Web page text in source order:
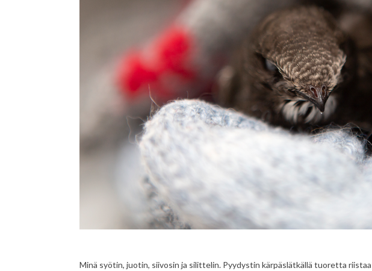
Minä syötin, juotin, siivosin ja silittelin. Pyydystin kärpäslätkällä tuoretta